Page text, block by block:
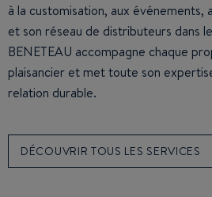
à la customisation, aux événements,
et son réseau de distributeurs dans
BENETEAU accompagne chaque
plaisancier et met toute son
relation durable.
DÉCOUVRIR TOUS LES SERVICES